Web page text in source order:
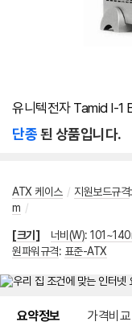
유니텍전자 Tamid I-1
단종된 상품입니다.
ATX 케이스 / 지원보드규격:
m /
[크기] 너비(W):
원파워규격: 표준-ATX
요약정보 가격비교